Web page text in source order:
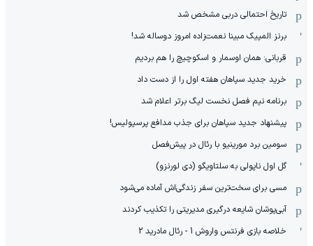
تاریخ احتمالی دربی مشخص شد
برنز المپیک مبینا نعمت‌زاده امروز دوساله شد!
قربانی: همان اوسمار و اسکوچیچ را هم بردیم
خرید جدید سپاهان هفته اول را از دست داد
برنامه نیم فصل نخست لیگ برتر اعلام شد
پیشنهاد جدید سپاهان برای جذب مدافع پرسپولیس!
سومین برد مورینیو با رئال در پیش‌فصل
گل اول ناپولی به سلتاویگو (دی لورنزو)
مسی برای سخت‌ترین سفر زندگی‌اش آماده می‌شود
آبی‌پوشان شایعه درگیری مدیریتی را تکذیب کردند
خلاصه بازی فرنتس واروش 1 - رئال مادرید 2